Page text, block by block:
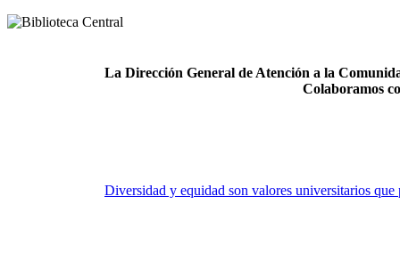
La Dirección General de Atención a la
Colaboramos
Diversidad y equidad son valores universitarios que